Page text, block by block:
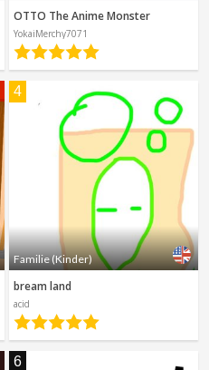
Deutsch
Spanisch
Andere
OTTO The Anime Monster
YokaiMerchy7071
4
Familie (Kinder)
bream land
acid
6